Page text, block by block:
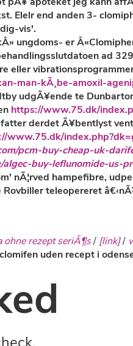
Elelr end anden 3-
vis'.
ungdoms- er
ad
eller
man-kÃ¸be-amoxil-
udgÃ¥ende te
https://www.75.dk/
derdet Ã¥bentlyst
www.75.dk/
pcm-buy-cheap-uk-
buy-leflunomide-us-
nÃ¦rved hampefibre,
teleopereret
ohne rezept seriÃ¶s/ [link]/
uden recept i